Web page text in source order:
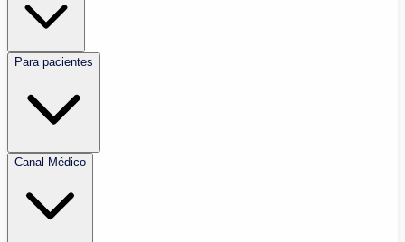
Para pacientes
Canal Médico